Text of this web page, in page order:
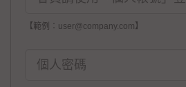
【範例：user@company.com】